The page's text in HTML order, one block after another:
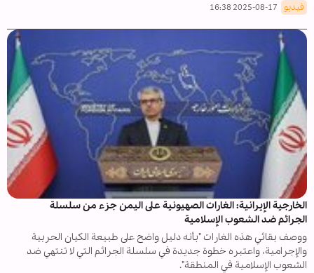
فيديو 2025-08-17 16:38
الخارجية الإيرانية: الغارات الصهيونية على اليمن جزء من سلسلة
الجرائم ضد الشعوب الإسلامية
ووصف بقائي هذه الغارات "بأنه دليل واضح على طبيعة الكيان الحربية
والإجرامية، واعتبره خطوة جديدة في سلسلة الجرائم التي لا تنتهي ضد
الشعوب الإسلامية في المنطقة".